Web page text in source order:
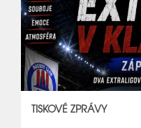
TISKOVÉ ZPRÁVY